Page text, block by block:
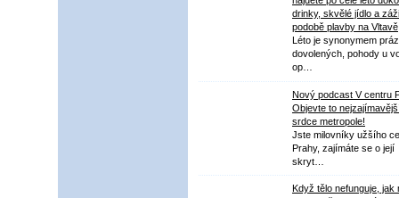
drinky, skvělé jídlo a
podobě plavby na Vltavě
Léto je synonymem
dovolených, pohody u
op…
Nový podcast V centru
Objevte to
srdce metropole!
Jste milovníky užšího
Prahy, zajímáte se o její
skryt…
Když tělo nefunguje, jak